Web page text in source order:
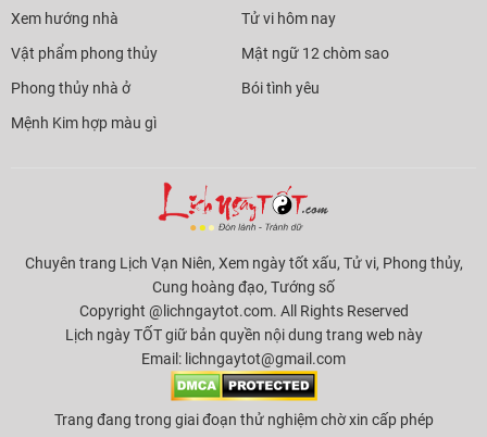
Xem hướng nhà
Vật phẩm phong thủy
Phong thủy nhà ở
Mệnh Kim hợp màu gì
Tử vi hôm nay
Mật ngữ 12 chòm sao
Bói tình yêu
Chuyên trang Lịch Vạn Niên, Xem ngày tốt xấu, Tử vi, Phong thủy,
Cung hoàng đạo, Tướng số
Copyright @lichngaytot.com. All Rights Reserved
Lịch ngày TỐT giữ bản quyền nội dung trang web này
Email: lichngaytot@gmail.com
Trang đang trong giai đoạn thử nghiệm chờ xin cấp phép